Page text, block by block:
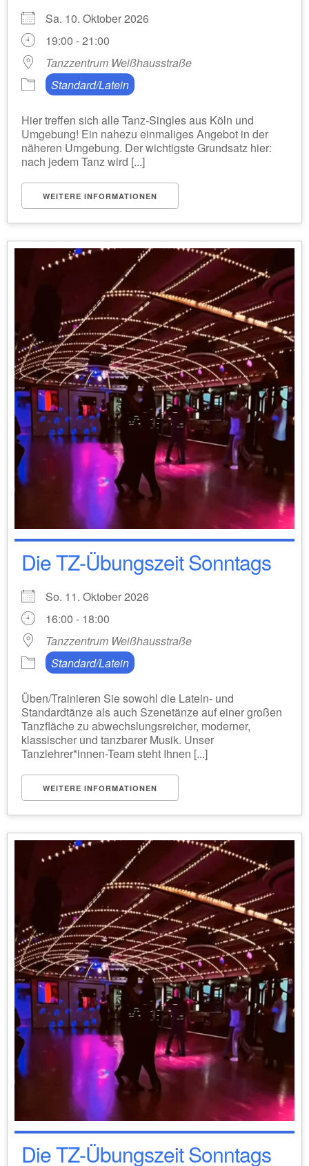
Sa. 10. Oktober 2026
19:00 - 21:00
Tanzzentrum Weißhausstraße
Standard/Latein
Hier treffen sich alle Tanz-Singles aus Köln und
Umgebung! Ein nahezu einmaliges Angebot in der
näheren Umgebung. Der wichtigste Grundsatz hier:
nach jedem Tanz wird [...]
WEITERE INFORMATIONEN
Die TZ-Übungszeit Sonntags
So. 11. Oktober 2026
16:00 - 18:00
Tanzzentrum Weißhausstraße
Standard/Latein
Üben/Trainieren Sie sowohl die Latein- und
Standardtänze als auch Szenetänze auf einer großen
Tanzfläche zu abwechslungsreicher, moderner,
klassischer und tanzbarer Musik. Unser
Tanzlehrer*innen-Team steht Ihnen [...]
WEITERE INFORMATIONEN
Die TZ-Übungszeit Sonntags